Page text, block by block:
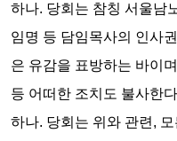
하나. 당회는 참칭 서울남
임명 등 담임목사의 인사
은 유감을 표방하는 바이
등 어떠한 조치도 불사한
하나. 당회는 위와 관련,